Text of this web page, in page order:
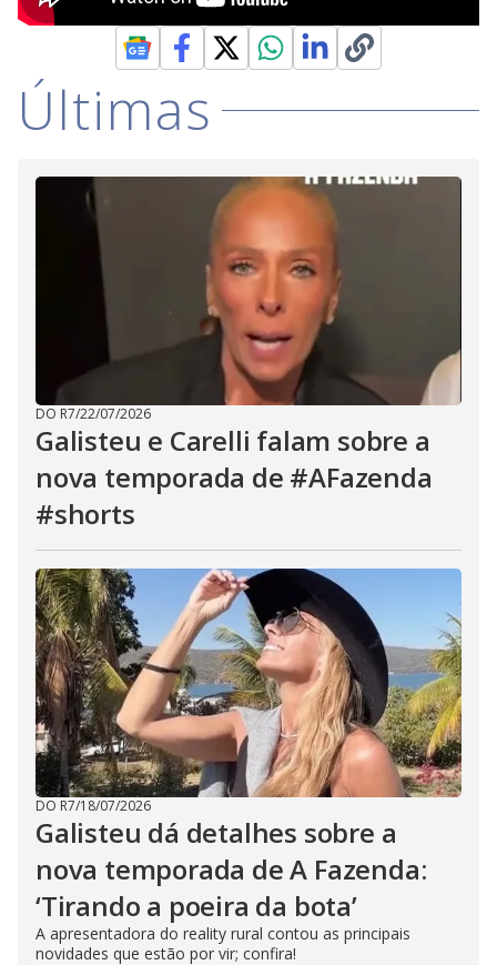
Últimas
DO R7/22/07/2026
Galisteu e Carelli falam sobre a
nova temporada de #AFazenda
#shorts
DO R7/18/07/2026
Galisteu dá detalhes sobre a
nova temporada de A Fazenda:
‘Tirando a poeira da bota’
A apresentadora do reality rural contou as principais
novidades que estão por vir; confira!